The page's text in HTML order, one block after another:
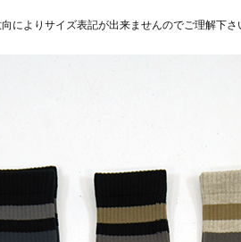
によりサイズ表記が出来ませんのでご理解下さ